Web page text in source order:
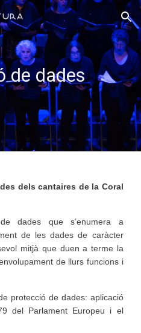
Skip to navigation
de dades
dels cantaires de la Coral
dades que s’enumera a
de les dades de caràcter
mitjà que duen a terme la
de llurs funcions i
protecció de dades: aplicació
del Parlament Europeu i el